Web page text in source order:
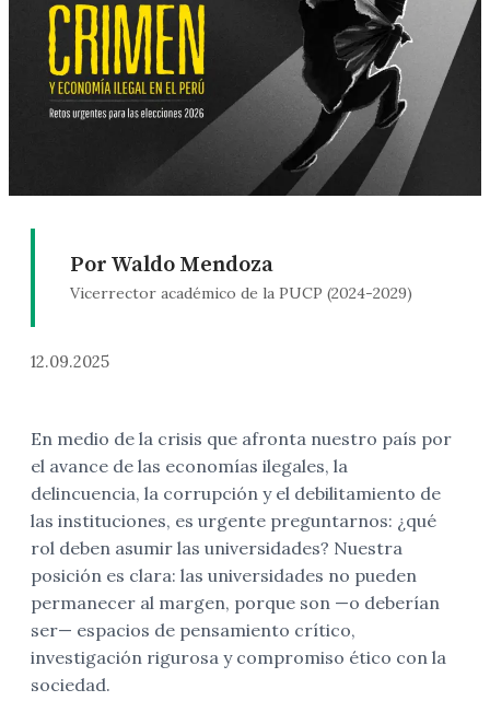
Por Waldo Mendoza
Vicerrector académico de la PUCP (2024-2029)
12.09.2025
En medio de la crisis que afronta nuestro país por
el avance de las economías ilegales, la
delincuencia, la corrupción y el debilitamiento de
las instituciones, es urgente preguntarnos: ¿qué
rol deben asumir las universidades? Nuestra
posición es clara: las universidades no pueden
permanecer al margen, porque son —o deberían
ser— espacios de pensamiento crítico,
investigación rigurosa y compromiso ético con la
sociedad.